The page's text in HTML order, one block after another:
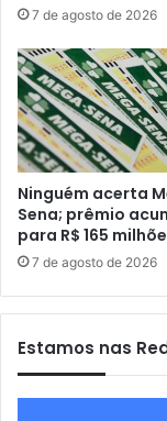
7 de agosto de 2026
Ninguém acerta
Sena; prêmio
para R$ 165
7 de agosto de 2026
Estamos nas